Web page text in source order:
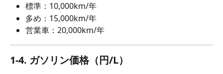
標準：10,000km/年
多め：15,000km/年
営業車：20,000km/年
1-4. ガソリン価格（円/L）